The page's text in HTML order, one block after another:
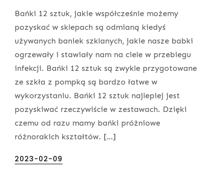
Bańki 12 sztuk, jakie współcześnie możemy
pozyskać w sklepach są odmianą kiedyś
używanych baniek szklanych, jakie nasze babki
ogrzewały i stawiały nam na ciele w przebiegu
infekcji. Bańki 12 sztuk są zwykle przygotowane
ze szkła z pompką są bardzo łatwe w
wykorzystaniu. Bańki 12 sztuk najlepiej jest
pozyskiwać rzeczywiście w zestawach. Dzięki
czemu od razu mamy bańki próżniowe
różnorakich kształtów. […]
Posted
2023-02-09